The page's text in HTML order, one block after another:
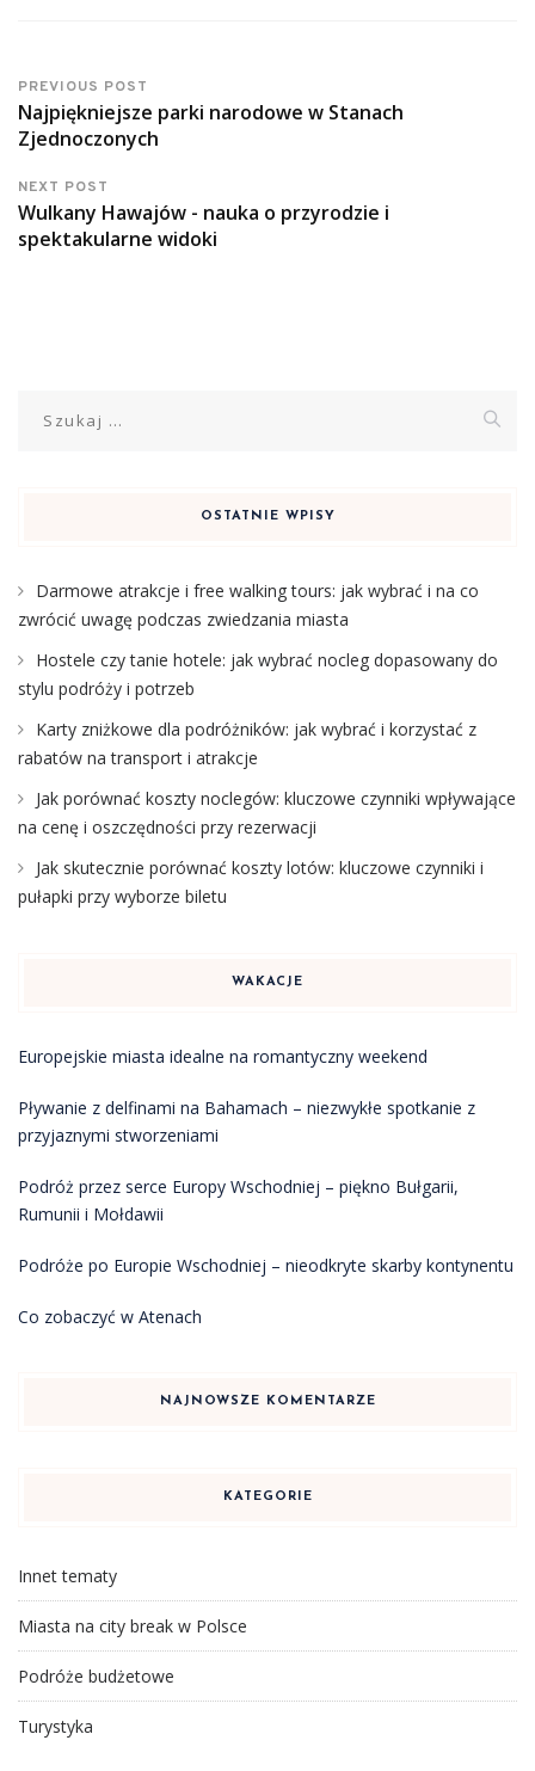
PREVIOUS POST
Najpiękniejsze parki narodowe w Stanach
Zjednoczonych
NEXT POST
Wulkany Hawajów - nauka o przyrodzie i
spektakularne widoki
OSTATNIE WPISY
Darmowe atrakcje i free walking tours: jak wybrać i na co
zwrócić uwagę podczas zwiedzania miasta
Hostele czy tanie hotele: jak wybrać nocleg dopasowany do
stylu podróży i potrzeb
Karty zniżkowe dla podróżników: jak wybrać i korzystać z
rabatów na transport i atrakcje
Jak porównać koszty noclegów: kluczowe czynniki wpływające
na cenę i oszczędności przy rezerwacji
Jak skutecznie porównać koszty lotów: kluczowe czynniki i
pułapki przy wyborze biletu
WAKACJE
Europejskie miasta idealne na romantyczny weekend
Pływanie z delfinami na Bahamach – niezwykłe spotkanie z
przyjaznymi stworzeniami
Podróż przez serce Europy Wschodniej – piękno Bułgarii,
Rumunii i Mołdawii
Podróże po Europie Wschodniej – nieodkryte skarby kontynentu
Co zobaczyć w Atenach
NAJNOWSZE KOMENTARZE
KATEGORIE
Innet tematy
Miasta na city break w Polsce
Podróże budżetowe
Turystyka